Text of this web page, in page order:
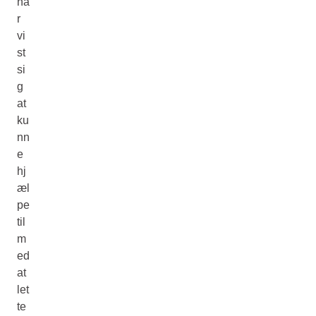
r
vi
st
si
g
at
ku
nn
e
hj
æl
pe
til
m
ed
at
let
te